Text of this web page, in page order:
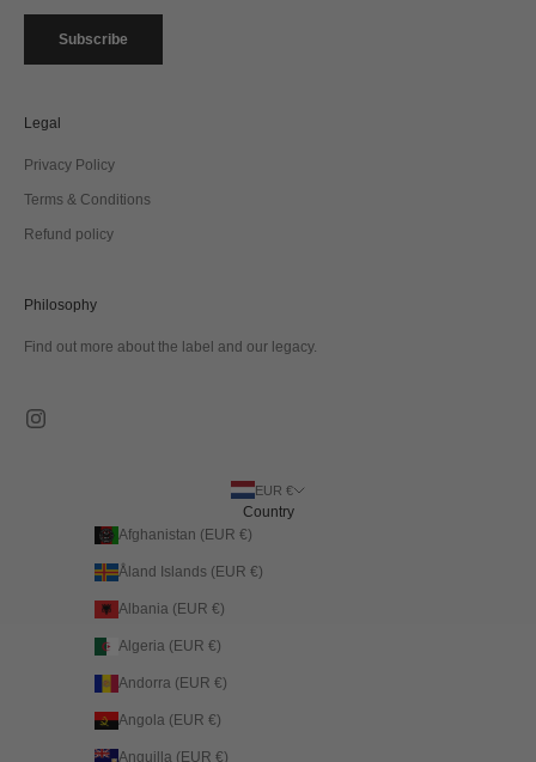
Subscribe
Legal
Privacy Policy
Terms & Conditions
Refund policy
Philosophy
Find out more about the label and our legacy.
EUR €
Country
Afghanistan (EUR €)
Åland Islands (EUR €)
Albania (EUR €)
Algeria (EUR €)
Andorra (EUR €)
Angola (EUR €)
Anguilla (EUR €)